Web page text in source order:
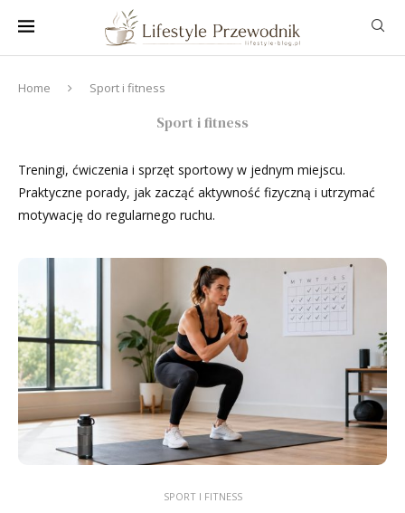
Home Sport i fitness
Sport i fitness
Treningi, ćwiczenia i sprzęt sportowy w jednym miejscu.
Praktyczne porady, jak zacząć aktywność fizyczną i utrzymać
motywację do regularnego ruchu.
SPORT I FITNESS